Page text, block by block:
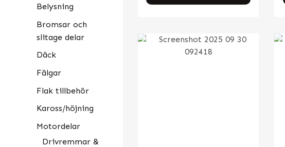
Belysning
Bromsar och
slitage delar
Däck
Fälgar
Flak tillbehör
Kaross/höjning
Motordelar
Drivremmar &